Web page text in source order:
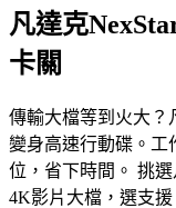
凡達克
卡關
傳輸大檔等到火大？
變身高速行動碟。工
位，省下時間。 挑
4K影片大檔，選支援